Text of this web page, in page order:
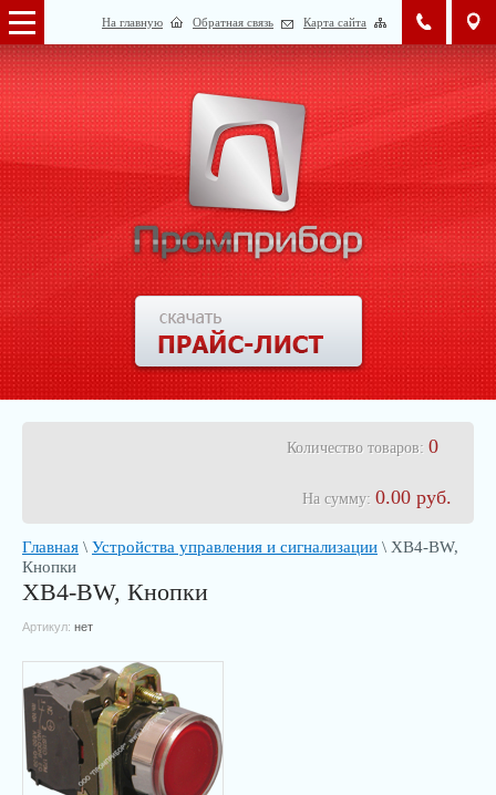
На главную Обратная связь Карта сайта
Количество товаров: 0
На сумму: 0.00 руб.
Главная \ Устройства управления и сигнализации \ XB4-BW,
Кнопки
XB4-BW, Кнопки
Артикул: нет